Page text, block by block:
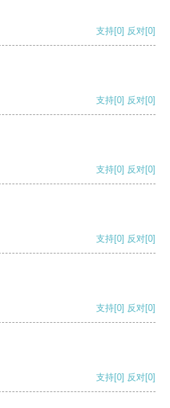
支持[0] 反对[0]
支持[0] 反对[0]
支持[0] 反对[0]
支持[0] 反对[0]
支持[0] 反对[0]
支持[0] 反对[0]